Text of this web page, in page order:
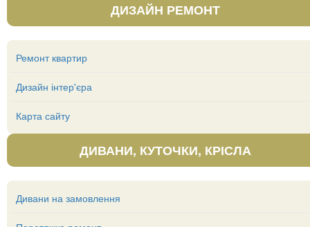
ДИЗАЙН РЕМОНТ
Ремонт квартир
Дизайн інтер'єра
Карта сайту
ДИВАНИ, КУТОЧКИ, КРІСЛА
Дивани на замовлення